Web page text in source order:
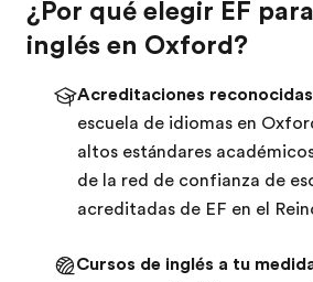
¿Por qué elegir EF
inglés en Oxford?
Acreditaciones
escuela de idiomas en
altos estándares
de la red de confianza de
acreditadas de EF en el
Cursos de inglés a tu